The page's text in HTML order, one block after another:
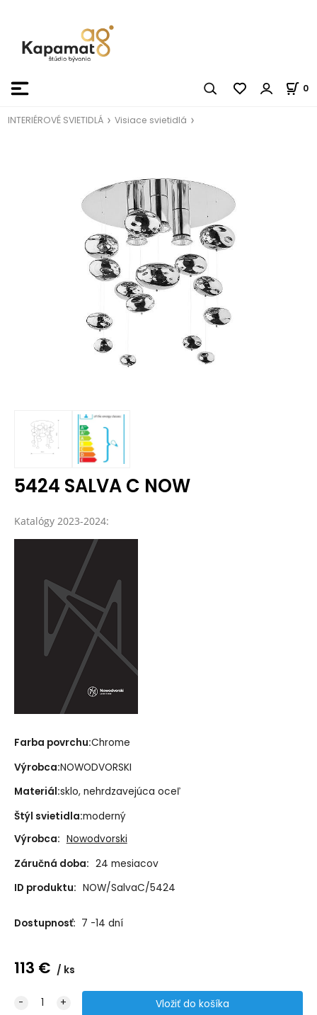
0
INTERIÉROVÉ SVIETIDLÁ Visiace svietidlá
5424 SALVA C NOW
Katalógy 2023-2024:
Farba povrchu:Chrome
Výrobca:NOWODVORSKI
Materiál:sklo, nehrdzavejúca oceľ
Štýl svietidla:moderný
Výrobca: Nowodvorski
Záručná doba: 24 mesiacov
ID produktu: NOW/SalvaC/5424
Dostupnosť: 7 -14 dní
113 € ks